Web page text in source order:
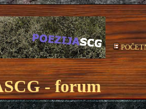
- forum